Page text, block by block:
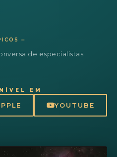
⏤
de especialistas
EM
YOUTUBE